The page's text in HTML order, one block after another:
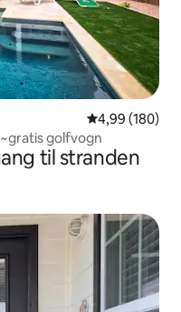
4,99 ud af 5 i
4,99 (180)
golfvogn
til stranden